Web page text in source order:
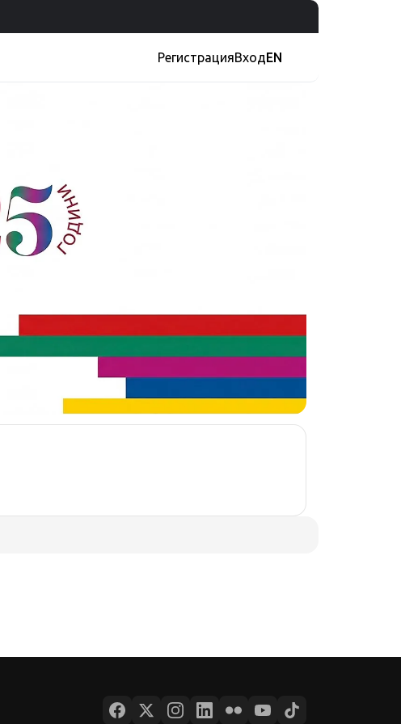
РегистрацияВходEN